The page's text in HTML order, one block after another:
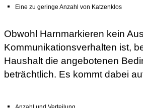
Eine zu geringe Anzahl von Katzenklos
Obwohl Harnmarkieren kein
Kommunikationsverhalten ist,
Haushalt die angebotenen
beträchtlich. Es kommt dabei